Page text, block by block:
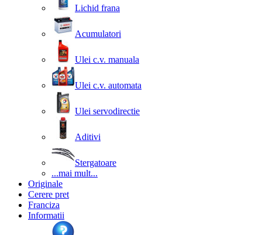
Lichid frana
Acumulatori
Ulei c.v. manuala
Ulei c.v. automata
Ulei servodirectie
Aditivi
Stergatoare
...mai mult...
Originale
Cerere pret
Franciza
Informatii